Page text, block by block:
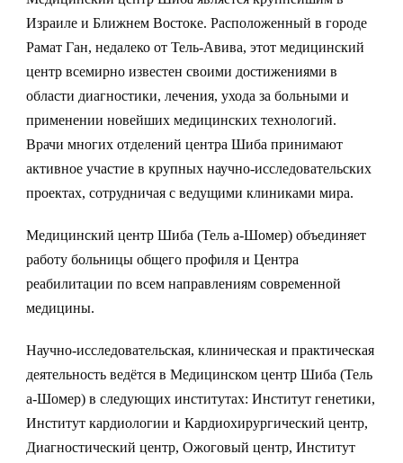
Израиле и Ближнем Востоке. Расположенный в городе
Рамат Ган, недалеко от Тель-Авива, этот медицинский
центр всемирно известен своими достижениями в
области диагностики, лечения, ухода за больными и
применении новейших медицинских технологий.
Врачи многих отделений центра Шиба принимают
активное участие в крупных научно-исследовательских
проектах, сотрудничая с ведущими клиниками мира.
Медицинский центр Шиба (Тель а-Шомер) объединяет
работу больницы общего профиля и Центра
реабилитации по всем направлениям современной
медицины.
Научно-исследовательская, клиническая и практическая
деятельность ведётся в Медицинском центр Шиба (Тель
а-Шомер) в следующих институтах: Институт генетики,
Институт кардиологии и Кардиохирургический центр,
Диагностический центр, Ожоговый центр, Институт